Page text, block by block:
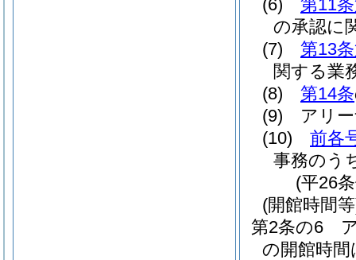
(6)
第11
の承認に
(7)
第13
関する業
(8)
第14条
(9)
アリ
(10)
前各
事務のう
(平26
(開館時間
第2条の6
の開館時